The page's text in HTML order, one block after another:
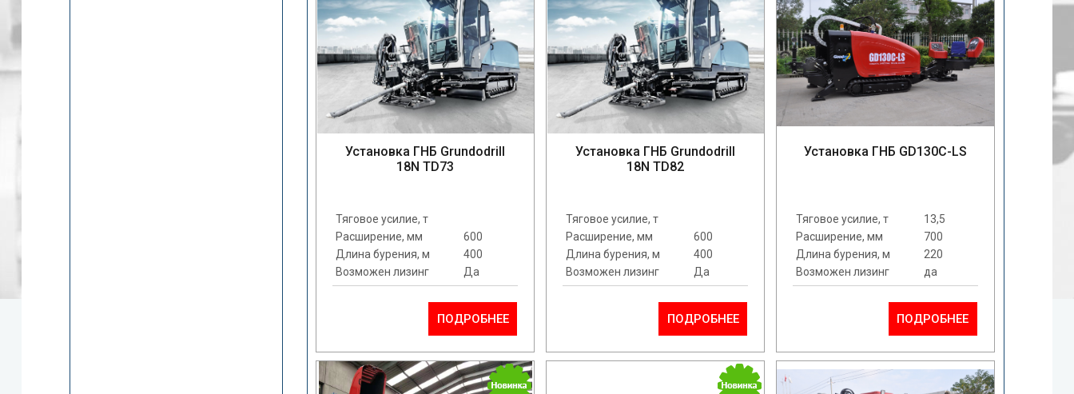
Установка ГНБ Grundodrill
18N TD73
Тяговое усилие, т
Расширение, мм
600
Длина бурения, м
400
Возможен лизинг
Да
ПОДРОБНЕЕ
Установка ГНБ Grundodrill
18N TD82
Тяговое усилие, т
Расширение, мм
600
Длина бурения, м
400
Возможен лизинг
Да
ПОДРОБНЕЕ
Установка ГНБ GD130C-LS
Тяговое усилие, т
13,5
Расширение, мм
700
Длина бурения, м
220
Возможен лизинг
да
ПОДРОБНЕЕ